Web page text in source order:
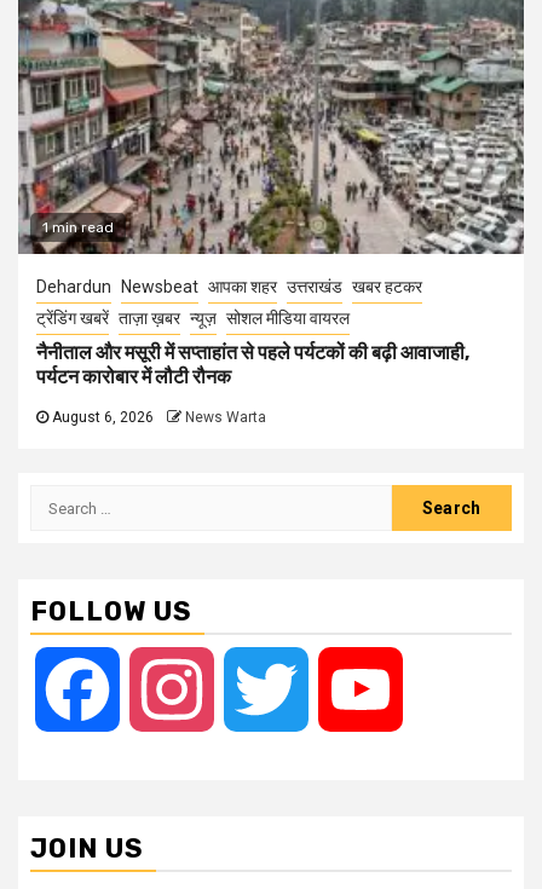
1 min read
Dehardun Newsbeat आपका शहर उत्तराखंड खबर हटकर
ट्रेंडिंग खबरें ताज़ा ख़बर न्यूज़ सोशल मीडिया वायरल
नैनीताल और मसूरी में सप्ताहांत से पहले पर्यटकों की बढ़ी आवाजाही,
पर्यटन कारोबार में लौटी रौनक
August 6, 2026 News Warta
Search
FOLLOW US
Facebook Instagram Twitter
JOIN US